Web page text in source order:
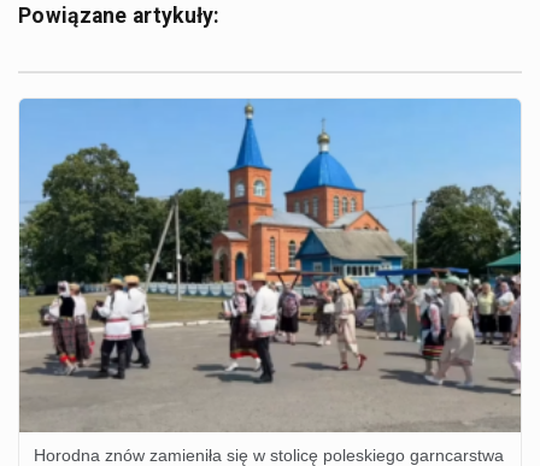
Powiązane artykuły:
Horodna znów zamieniła się w stolicę poleskiego garncarstwa